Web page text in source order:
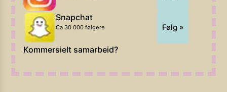
Snapchat
Ca 30 000 følgere Følg »
Kommersielt samarbeid?